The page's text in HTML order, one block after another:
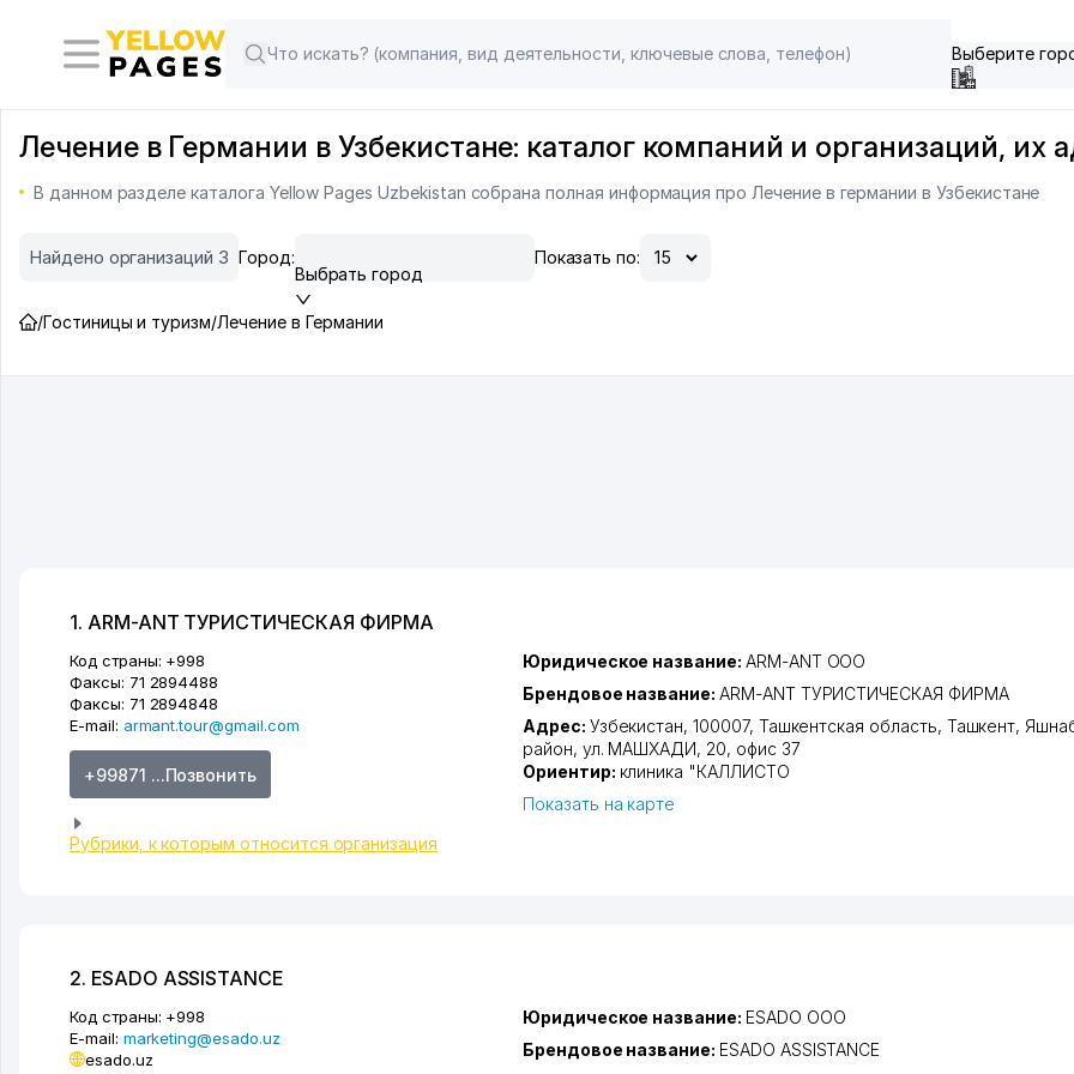
Выберите
Лечение в Германии в Узбекистане: каталог компаний и организаций, их
В данном разделе каталога Yellow Pages Uzbekistan собрана полная информация про Лечение в германии в Узбекистане
Найдено организаций 3 Город:
Выбрать город
Показать по:
/Гостиницы и туризм/Лечение в Германии
1. ARM-ANT ТУРИСТИЧЕСКАЯ ФИРМА
Код страны: +998
Факсы: 71 2894488
Факсы: 71 2894848
E-mail: armant.tour@gmail.com
+99871 ...Позвонить
Рубрики, к которым относится организация
Юридическое название: ARM-ANT ООО
Брендовое название: ARM-ANT ТУРИСТИЧЕСКАЯ ФИРМА
Адрес: Узбекистан, 100007, Ташкентская область, Ташкент,
район, ул. МАШХАДИ, 20, офис 37
Ориентир: клиника "КАЛЛИСТО
Показать на карте
2. ESADO ASSISTANCE
Код страны: +998
E-mail: marketing@esado.uz
esado.uz
Юридическое название: ESADO ООО
Брендовое название: ESADO ASSISTANCE